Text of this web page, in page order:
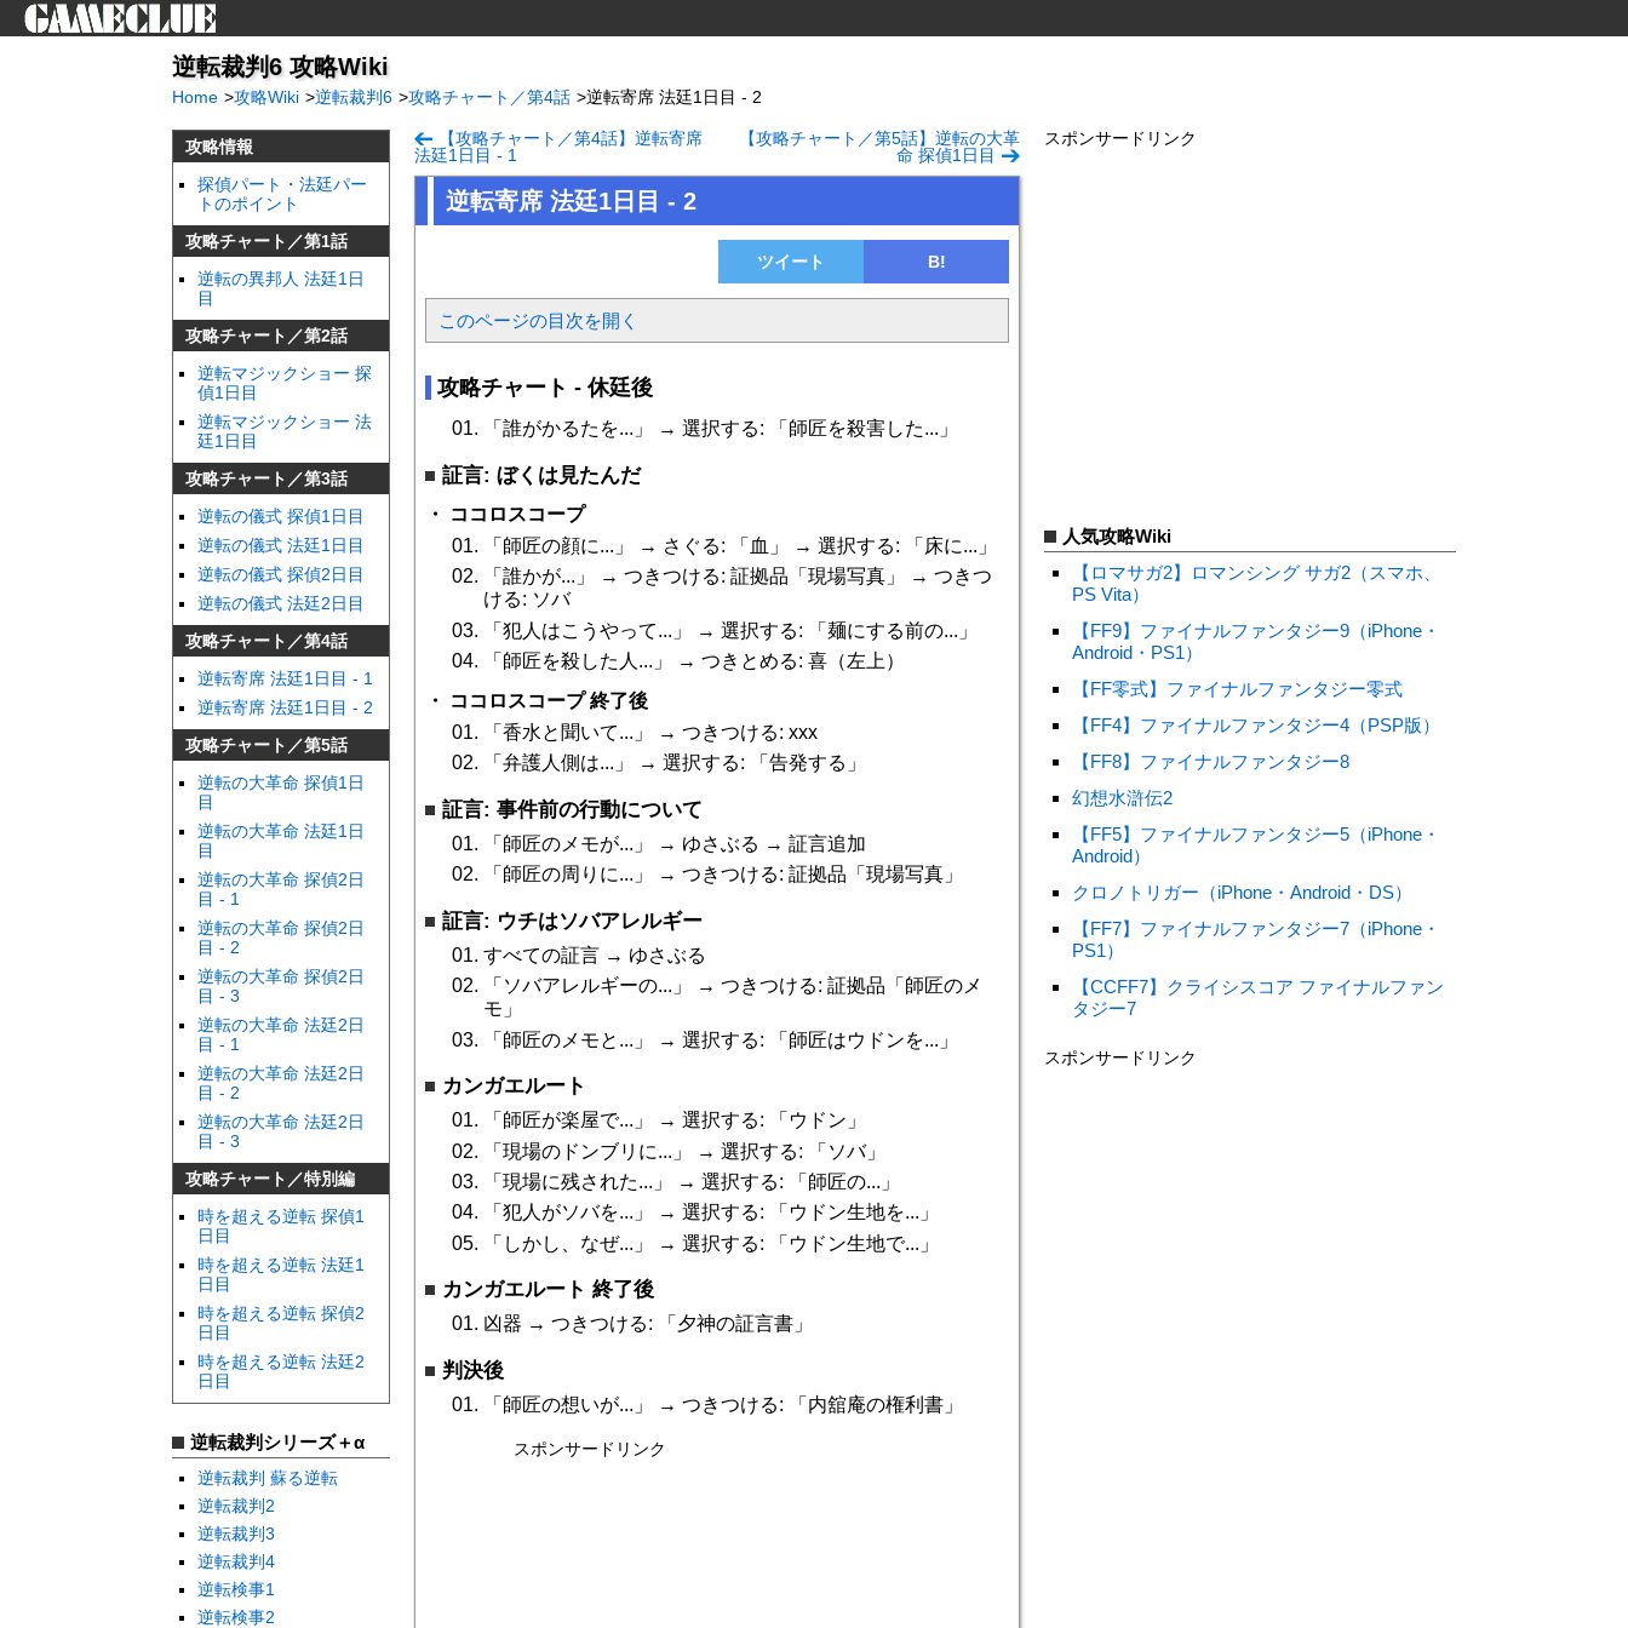
逆転裁判6 攻略Wiki
Home >攻略Wiki >逆転裁判6 >攻略チャート／第4話 >逆転寄席 法廷1日目 - 2
攻略情報
探偵パート・法廷パー
トのポイント
攻略チャート／第1話
逆転の異邦人 法廷1日
目
攻略チャート／第2話
逆転マジックショー 探
偵1日目
逆転マジックショー 法
廷1日目
攻略チャート／第3話
逆転の儀式 探偵1日目
逆転の儀式 法廷1日目
逆転の儀式 探偵2日目
逆転の儀式 法廷2日目
攻略チャート／第4話
逆転寄席 法廷1日目 - 1
逆転寄席 法廷1日目 - 2
攻略チャート／第5話
逆転の大革命 探偵1日
目
逆転の大革命 法廷1日
目
逆転の大革命 探偵2日
目 - 1
逆転の大革命 探偵2日
目 - 2
逆転の大革命 探偵2日
目 - 3
逆転の大革命 法廷2日
目 - 1
逆転の大革命 法廷2日
目 - 2
逆転の大革命 法廷2日
目 - 3
攻略チャート／特別編
時を超える逆転 探偵1
日目
時を超える逆転 法廷1
日目
時を超える逆転 探偵2
日目
時を超える逆転 法廷2
日目
逆転裁判シリーズ＋α
逆転裁判 蘇る逆転
逆転裁判2
逆転裁判3
逆転裁判4
逆転検事1
逆転検事2
【攻略チャート／第4話】逆転寄席
法廷1日目 - 1
【攻略チャート／第5話】逆転の大革
命 探偵1日目
逆転寄席 法廷1日目 - 2
ツイート B!
このページの目次を開く
攻略チャート - 休廷後
「誰がかるたを...」 → 選択する: 「師匠を殺害した...」
証言: ぼくは見たんだ
ココロスコープ
「師匠の顔に...」 → さぐる: 「血」 → 選択する: 「床に...」
「誰かが...」 → つきつける: 証拠品「現場写真」 → つきつ
ける: ソバ
「犯人はこうやって...」 → 選択する: 「麺にする前の...」
「師匠を殺した人...」 → つきとめる: 喜（左上）
ココロスコープ 終了後
「香水と聞いて...」 → つきつける: xxx
「弁護人側は...」 → 選択する: 「告発する」
証言: 事件前の行動について
「師匠のメモが...」 → ゆさぶる → 証言追加
「師匠の周りに...」 → つきつける: 証拠品「現場写真」
証言: ウチはソバアレルギー
すべての証言 → ゆさぶる
「ソバアレルギーの...」 → つきつける: 証拠品「師匠のメ
モ」
「師匠のメモと...」 → 選択する: 「師匠はウドンを...」
カンガエルート
「師匠が楽屋で...」 → 選択する: 「ウドン」
「現場のドンブリに...」 → 選択する: 「ソバ」
「現場に残された...」 → 選択する: 「師匠の...」
「犯人がソバを...」 → 選択する: 「ウドン生地を...」
「しかし、なぜ...」 → 選択する: 「ウドン生地で...」
カンガエルート 終了後
凶器 → つきつける: 「夕神の証言書」
判決後
「師匠の想いが...」 → つきつける: 「内舘庵の権利書」
スポンサードリンク
スポンサードリンク
人気攻略Wiki
【ロマサガ2】ロマンシング サガ2（スマホ、
PS Vita）
【FF9】ファイナルファンタジー9（iPhone・
Android・PS1）
【FF零式】ファイナルファンタジー零式
【FF4】ファイナルファンタジー4（PSP版）
【FF8】ファイナルファンタジー8
幻想水滸伝2
【FF5】ファイナルファンタジー5（iPhone・
Android）
クロノトリガー（iPhone・Android・DS）
【FF7】ファイナルファンタジー7（iPhone・
PS1）
【CCFF7】クライシスコア ファイナルファン
タジー7
スポンサードリンク